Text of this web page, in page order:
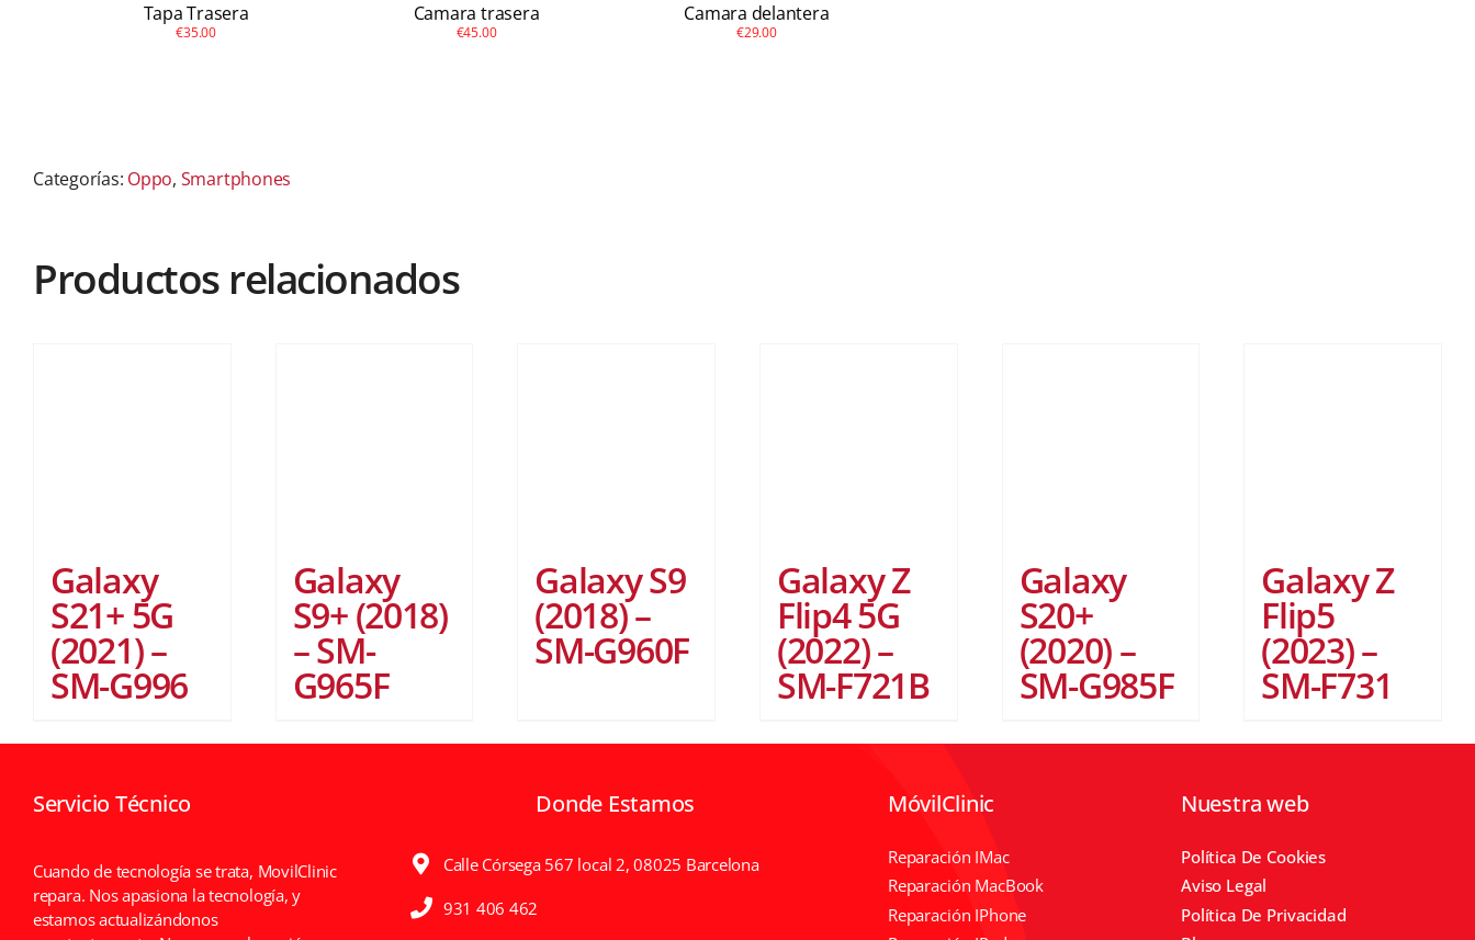
Tapa Trasera
€35.00
Camara trasera
€45.00
Camara delantera
€29.00
Categorías: Oppo, Smartphones
Productos relacionados
Galaxy
S21+ 5G
(2021) –
SM-G996
Galaxy
S9+ (2018)
– SM-
G965F
Galaxy S9
(2018) –
SM-G960F
Galaxy Z
Flip4 5G
(2022) –
SM-F721B
Galaxy
S20+
(2020) –
SM-G985F
Galaxy Z
Flip5
(2023) –
SM-F731
Servicio Técnico
Cuando de tecnología se trata, MovilClinic
repara. Nos apasiona la tecnología, y
estamos actualizándonos
Donde Estamos
Calle Córsega 567 local 2, 08025 Barcelona
931 406 462
MóvilClinic
Reparación IMac
Reparación MacBook
Reparación IPhone
Nuestra web
Política De Cookies
Aviso Legal
Política De Privacidad